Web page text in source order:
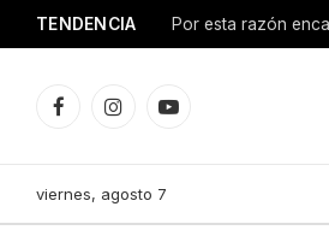
TENDENCIA
FacebookInstagramYouTube
viernes, agosto 7